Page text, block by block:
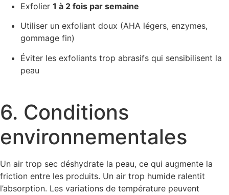
Exfolier 1 à 2 fois par semaine
Utiliser un exfoliant doux (AHA légers, enzymes,
gommage fin)
Éviter les exfoliants trop abrasifs qui sensibilisent la
peau
6. Conditions
environnementales
Un air trop sec déshydrate la peau, ce qui augmente la
friction entre les produits. Un air trop humide ralentit
l’absorption. Les variations de température peuvent